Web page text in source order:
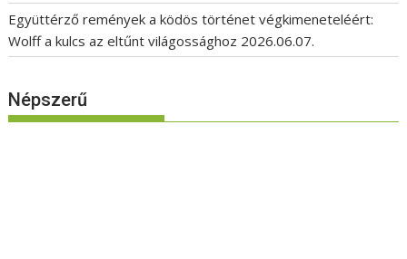
Együttérző remények a ködös történet végkimeneteléért:
Wolff a kulcs az eltűnt világossághoz 2026.06.07.
Népszerű